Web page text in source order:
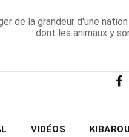
de la grandeur d'une
dont les animaux y
VIDÉOS